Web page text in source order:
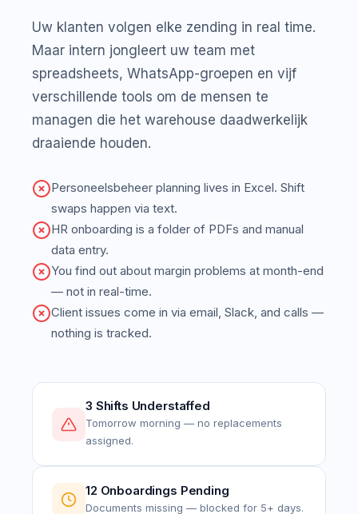
Uw klanten volgen elke zending in real time.
Maar intern jongleert uw team met
spreadsheets, WhatsApp-groepen en vijf
verschillende tools om de mensen te
managen die het warehouse daadwerkelijk
draaiende houden.
Personeelsbeheer planning lives in Excel. Shift
swaps happen via text.
HR onboarding is a folder of PDFs and manual
data entry.
You find out about margin problems at month-end
— not in real-time.
Client issues come in via email, Slack, and calls —
nothing is tracked.
3 Shifts Understaffed
Tomorrow morning — no replacements
assigned.
12 Onboardings Pending
Documents missing — blocked for 5+ days.